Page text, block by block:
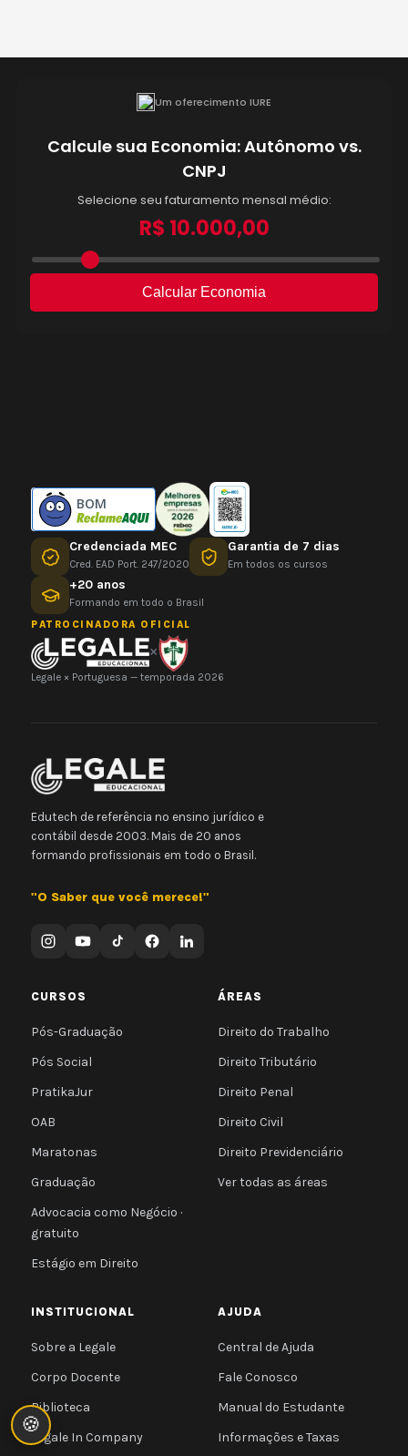
BOM
Credenciada MEC
Cred. EAD Port. 247/2020
Garantia de 7 dias
Em todos os cursos
+20 anos
Formando em todo o Brasil
PATROCINADORA OFICIAL
×
Legale × Portuguesa — temporada 2026
Edutech de referência no ensino jurídico e
contábil desde 2003. Mais de 20 anos
formando profissionais em todo o Brasil.
"O Saber que você merece!"
CURSOS
Pós-Graduação
Pós Social
PratikaJur
OAB
Maratonas
Graduação
Advocacia como Negócio ·
gratuito
Estágio em Direito
ÁREAS
Direito do Trabalho
Direito Tributário
Direito Penal
Direito Civil
Direito Previdenciário
Ver todas as áreas
INSTITUCIONAL
Sobre a Legale
Corpo Docente
Biblioteca
Legale In Company
AJUDA
Central de Ajuda
Fale Conosco
Manual do Estudante
Informações e Taxas
🍪